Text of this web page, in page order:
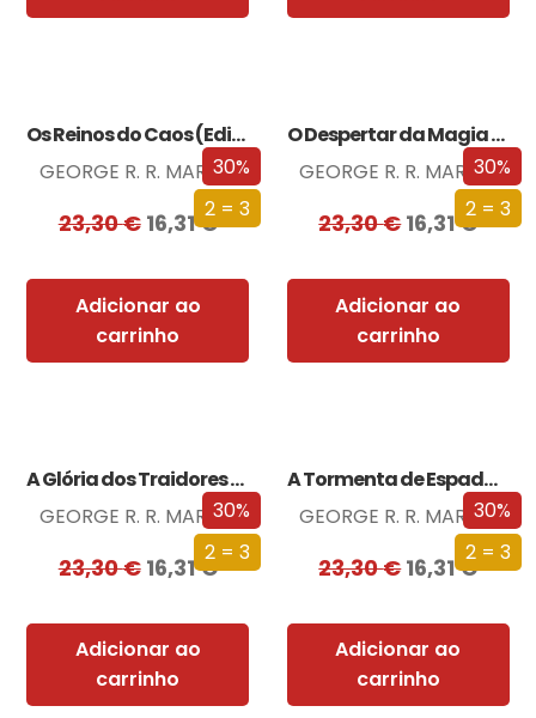
30%
2 = 3
Os Reinos do Caos (Edição especial limitada)
GEORGE R. R. MARTIN
23,30€ 16,31€
Adicionar ao
carrinho
30%
2 = 3
O Despertar da Magia (Edição especial limitada)
GEORGE R. R. MARTIN
23,30€16,31€
Adicionar ao
carrinho
30%
2 = 3
A Glória dos Traidores (Edição especial limitada)
GEORGE R. R. MARTIN
23,30€ 16,31€
Adicionar ao
carrinho
30%
2 = 3
A Tormenta de Espadas (Edição especial limitada)
GEORGE R. R. MARTIN
23,30€16,31€
Adicionar ao
carrinho